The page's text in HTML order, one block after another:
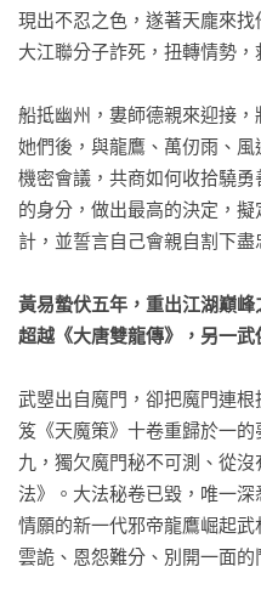
現出不忍之色，遂著天龐來
大江聯分子詐死，扭轉情勢，
船抵幽州，婁師德親來迎接
她們後，與龍鷹、萬仞雨、
機密會議，共商如何收拾驍
的身分，做出最高的決定，
計，並誓言自己會親自割下盡
黃易蟄伏五年，重出江湖巔峰
超越《大唐雙龍傳》，另一武
武曌出自魔門，卻把魔門連
笈《天魔策》十卷重歸於一
九，獨欠魔門秘不可測、從
法》。大法秘卷已毀，唯一
情願的新一代邪帝龍鷹崛起
雲詭、恩怨難分、別開一面的